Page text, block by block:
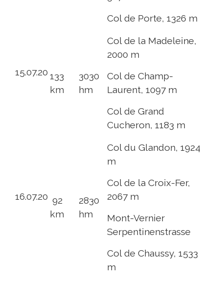
Col de Porte, 1326 m
15.07.20 133
km
3030
hm
Col de la Madeleine,
2000 m
Col de Champ-
Laurent, 1097 m
Col de Grand
Cucheron, 1183 m
16.07.20 92
km
2830
hm
Col du Glandon, 1924
m
Col de la Croix-Fer,
2067 m
Mont-Vernier
Serpentinenstrasse
Col de Chaussy, 1533
m